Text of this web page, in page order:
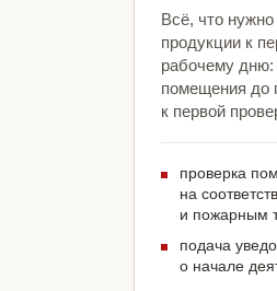
Всё, что
продукции к
рабочему дню:
помещения до
к первой
проверка
на
и пожарным
подача
о начале